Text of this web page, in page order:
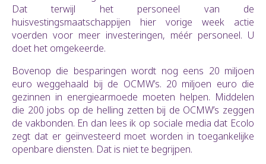
Dat terwijl het personeel van de
huisvestingsmaatschappijen hier vorige week actie
voerden voor meer investeringen, méér personeel. U
doet het omgekeerde.
Bovenop die besparingen wordt nog eens 20 miljoen
euro weggehaald bij de OCMW’s. 20 miljoen euro die
gezinnen in energiearmoede moeten helpen. Middelen
die 200 jobs op de helling zetten bij de OCMW’s zeggen
de vakbonden. En dan lees ik op sociale media dat Ecolo
zegt dat er geïnvesteerd moet worden in toegankelijke
openbare diensten. Dat is niet te begrijpen.